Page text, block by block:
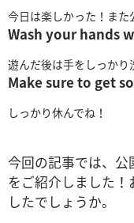
今日は楽しかった！また
Wash your hands
遊んだ後は手をしっかり
Make sure to get
しっかり休んでね！
今回の記事では、公
をご紹介しました
したでしょうか。